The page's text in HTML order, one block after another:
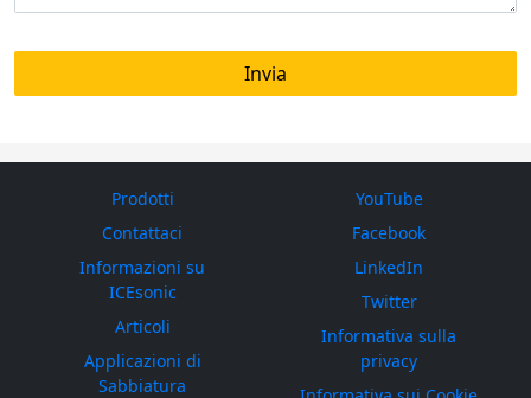
Prodotti
Contattaci
Informazioni su
ICEsonic
Articoli
Applicazioni di
Sabbiatura
YouTube
Facebook
LinkedIn
Twitter
Informativa sulla
privacy